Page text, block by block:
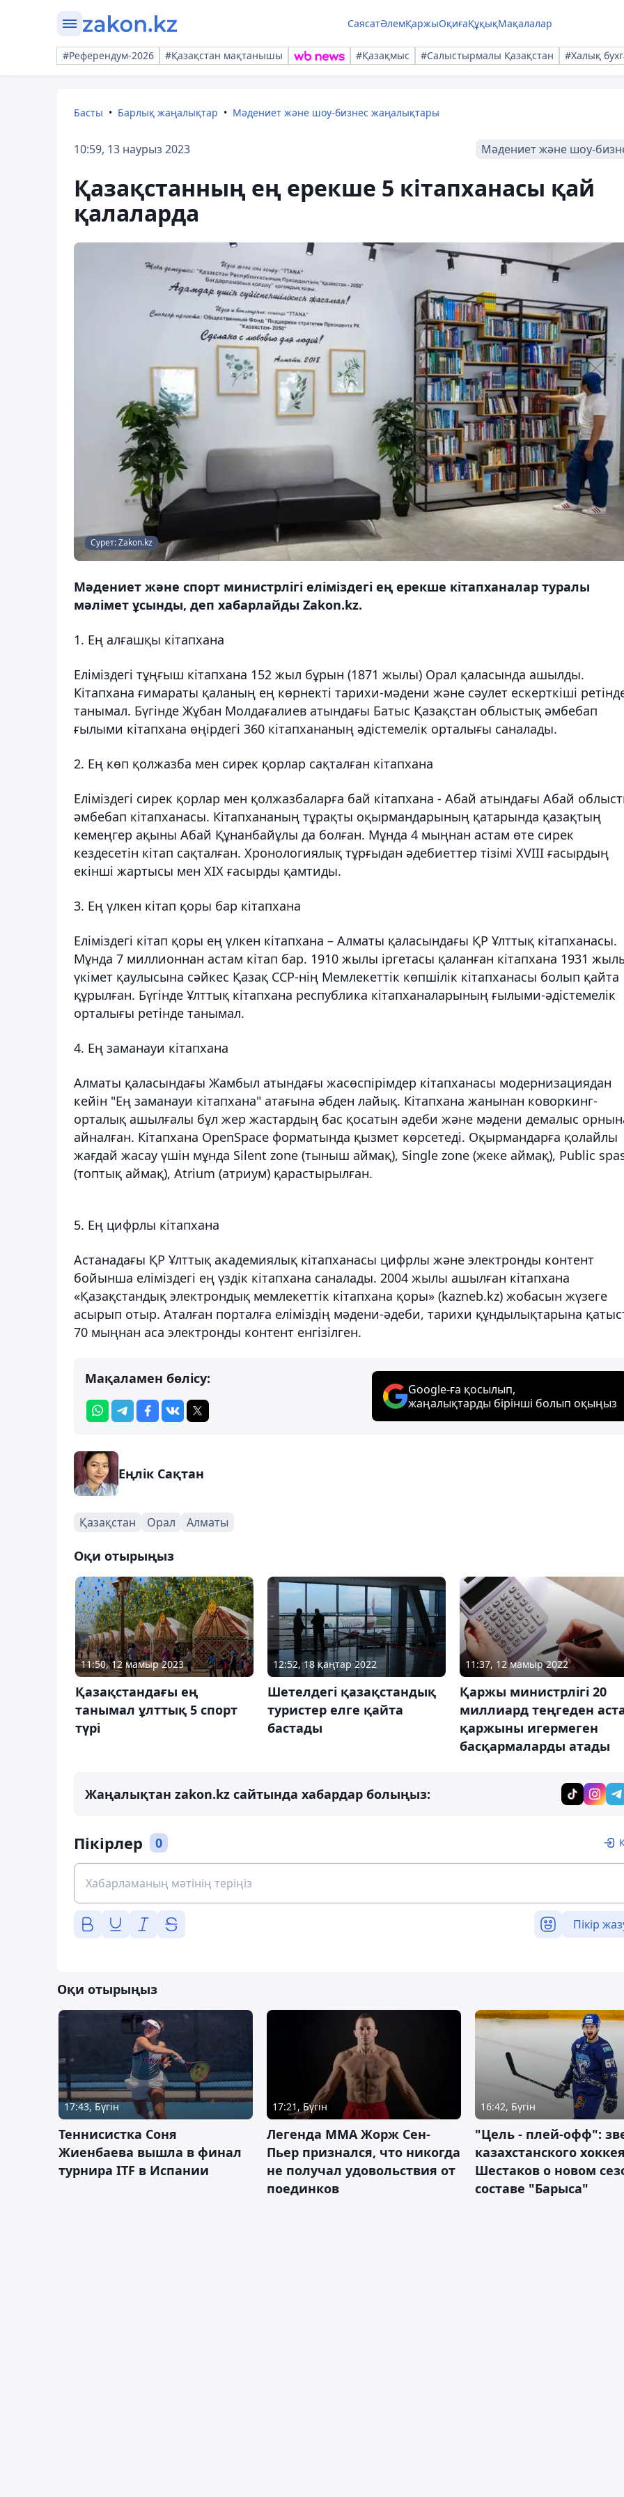
СаясатӘлемҚаржыОқиғаҚұқықМақалалар
#Референдум-2026 #Қазақстан мақтанышы #Қазақмыс #Салыстырмалы Қазақстан #Халық
Басты Барлық жаңалықтар Мәдениет және шоу-бизнес жаңалықтары
10:59, 13 наурыз 2023 Мәдениет және шоу-
Қазақстанның ең ерекше 5 кітапханасы қай
қалаларда
Сурет: Zakon.kz
Мәдениет және спорт министрлігі еліміздегі ең ерекше кітапханалар туралы
мәлімет ұсынды, деп хабарлайды Zakon.kz.
1. Ең алғашқы кітапхана
Еліміздегі тұңғыш кітапхана 152 жыл бұрын (1871 жылы) Орал қаласында ашылды.
Кітапхана ғимараты қаланың ең көрнекті тарихи-мәдени және сәулет ескерткіші
танымал. Бүгінде Жұбан Молдағалиев атындағы Батыс Қазақстан облыстық әмбебап
ғылыми кітапхана өңірдегі 360 кітапхананың әдістемелік орталығы саналады.
2. Ең көп қолжазба мен сирек қорлар сақталған кітапхана
Еліміздегі сирек қорлар мен қолжазбаларға бай кітапхана - Абай атындағы Абай
әмбебап кітапханасы. Кітапхананың тұрақты оқырмандарының қатарында қазақтың
кемеңгер ақыны Абай Құнанбайұлы да болған. Мұнда 4 мыңнан астам өте сирек
кездесетін кітап сақталған. Хронологиялық тұрғыдан әдебиеттер тізімі XVIII ғасырдың
екінші жартысы мен XIX ғасырды қамтиды.
3. Ең үлкен кітап қоры бар кітапхана
Еліміздегі кітап қоры ең үлкен кітапхана – Алматы қаласындағы ҚР Ұлттық кітапханасы.
Мұнда 7 миллионнан астам кітап бар. 1910 жылы іргетасы қаланған кітапхана 1931
үкімет қаулысына сәйкес Қазақ ССР-нің Мемлекеттік көпшілік кітапханасы болып қайта
құрылған. Бүгінде Ұлттық кітапхана республика кітапханаларының ғылыми-әдістемелік
орталығы ретінде танымал.
4. Ең заманауи кітапхана
Алматы қаласындағы Жамбыл атындағы жасөспірімдер кітапханасы модернизациядан
кейін "Ең заманауи кітапхана" атағына әбден лайық. Кітапхана жанынан коворкинг-
орталық ашылғалы бұл жер жастардың бас қосатын әдеби және мәдени демалыс
айналған. Кітапхана OpenSpace форматында қызмет көрсетеді. Оқырмандарға қолайлы
жағдай жасау үшін мұнда Silent zone (тыныш аймақ), Single zone (жеке аймақ), Public
(топтық аймақ), Atrium (атриум) қарастырылған.
5. Ең цифрлы кітапхана
Астанадағы ҚР Ұлттық академиялық кітапханасы цифрлы және электронды контент
бойынша еліміздегі ең үздік кітапхана саналады. 2004 жылы ашылған кітапхана
«Қазақстандық электрондық мемлекеттік кітапхана қоры» (kazneb.kz) жобасын жүзеге
асырып отыр. Аталған порталға еліміздің мәдени-әдеби, тарихи құндылықтарына
70 мыңнан аса электронды контент енгізілген.
Мақаламен бөлісу:
Google-ға қосылып,
жаңалықтарды бірінші болып оқыңыз
Еңлік Сақтан
Қазақстан Орал Алматы
Оқи отырыңыз
11:50, 12 мамыр 2023
Қазақстандағы ең
танымал ұлттық 5 спорт
түрі
12:52, 18 қаңтар 2022
Шетелдегі қазақстандық
туристер елге қайта
бастады
11:37, 12 мамыр 2022
Қаржы министрлігі 20
миллиард теңгеден
қаржыны игермеген
басқармаларды атады
Жаңалықтан zakon.kz сайтында хабардар болыңыз:
Пікірлер 0
Пікір
Оқи отырыңыз
17:43, Бүгін
Теннисистка Соня
Жиенбаева вышла в финал
турнира ITF в Испании
17:21, Бүгін
Легенда ММА Жорж Сен-
Пьер признался, что никогда
не получал удовольствия от
поединков
16:42, Бүгін
"Цель - плей-офф":
казахстанского
Шестаков о новом
составе "Барыса"